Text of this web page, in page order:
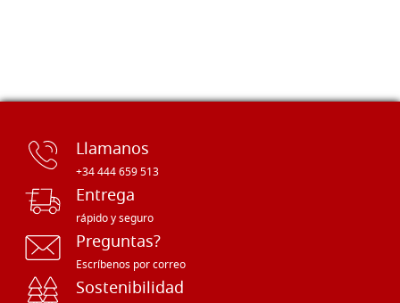
Llamanos
+34 444 659 513
Entrega
rápido y seguro
Preguntas?
Escríbenos por correo
Sostenibilidad